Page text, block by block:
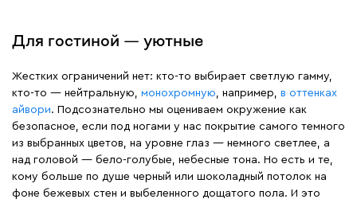
Для гостиной — уютные
Жестких ограничений нет: кто-то выбирает светлую гамму,
кто-то — нейтральную, монохромную, например, в оттенках
айвори. Подсознательно мы оцениваем окружение как
безопасное, если под ногами у нас покрытие самого темного
из выбранных цветов, на уровне глаз — немного светлее, а
над головой — бело-голубые, небесные тона. Но есть и те,
кому больше по душе черный или шоколадный потолок на
фоне бежевых стен и выбеленного дощатого пола. И это